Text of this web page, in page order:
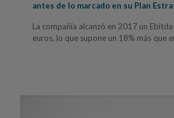
antes de lo marcado en su Plan
La compañía alcanzó en 2017 un
euros, lo que supone un 18% más que